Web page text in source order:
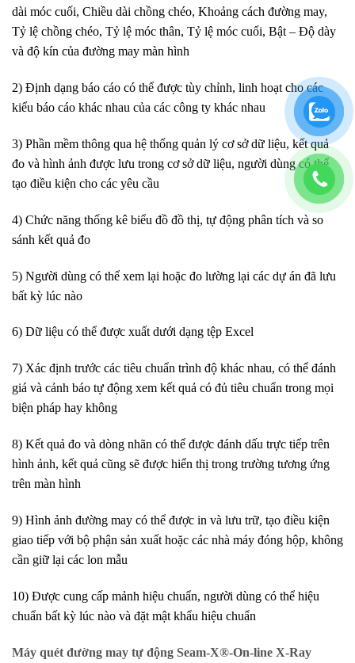
dài móc cuối, Chiều dài chồng chéo, Khoảng cách đường may,
Tỷ lệ chồng chéo, Tỷ lệ móc thân, Tỷ lệ móc cuối, Bật – Độ dày
và độ kín của đường may màn hình
2) Định dạng báo cáo có thể được tùy chỉnh, linh hoạt cho các
kiểu báo cáo khác nhau của các công ty khác nhau
3) Phần mềm thông qua hệ thống quản lý cơ sở dữ liệu, kết quả
đo và hình ảnh được lưu trong cơ sở dữ liệu, người dùng có thể
tạo điều kiện cho các yêu cầu
4) Chức năng thống kê biểu đồ đồ thị, tự động phân tích và so
sánh kết quả đo
5) Người dùng có thể xem lại hoặc đo lường lại các dự án đã lưu
bất kỳ lúc nào
6) Dữ liệu có thể được xuất dưới dạng tệp Excel
7) Xác định trước các tiêu chuẩn trình độ khác nhau, có thể đánh
giá và cảnh báo tự động xem kết quả có đủ tiêu chuẩn trong mọi
biện pháp hay không
8) Kết quả đo và dòng nhãn có thể được đánh dấu trực tiếp trên
hình ảnh, kết quả cũng sẽ được hiển thị trong trường tương ứng
trên màn hình
9) Hình ảnh đường may có thể được in và lưu trữ, tạo điều kiện
giao tiếp với bộ phận sản xuất hoặc các nhà máy đóng hộp, không
cần giữ lại các lon mẫu
10) Được cung cấp mảnh hiệu chuẩn, người dùng có thể hiệu
chuẩn bất kỳ lúc nào và đặt mật khẩu hiệu chuẩn
Máy quét đường may tự động Seam-X®-On-line X-Ray